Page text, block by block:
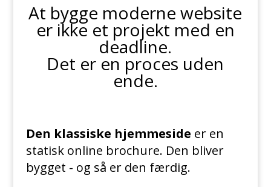
At bygge moderne website
er ikke et projekt med en
deadline.
Det er en proces uden
ende.
Den klassiske hjemmeside er en
statisk online brochure. Den bliver
bygget - og så er den færdig.